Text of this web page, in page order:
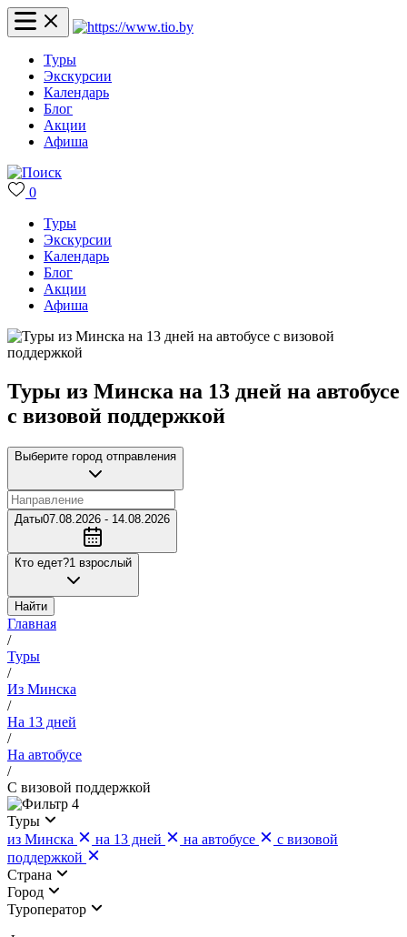
Туры
Экскурсии
Календарь
Блог
Акции
Афиша
0
Туры
Экскурсии
Календарь
Блог
Акции
Афиша
Туры из Минска на 13 дней на автобусе
с визовой поддержкой
Выберите город отправления
Даты07.08.2026 - 14.08.2026
Кто едет?1 взрослый
Найти
Главная
/
Туры
/
Из Минска
/
На 13 дней
/
На автобусе
/
С визовой поддержкой
4
Туры
из Минска
на 13 дней на автобусе
с визовой
поддержкой
Страна
Город
Туроператор